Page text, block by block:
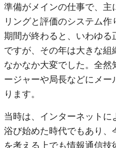
準備がメインの仕事で、主
リングと評価のシステム
期間が終わると、いわゆ
ですが、その年は大きな組
なかなか大変でした。全
ージャーや局長などにメ
ります。
当時は、インターネット
浴び始めた時代でもあり
を考える上でも情報通信